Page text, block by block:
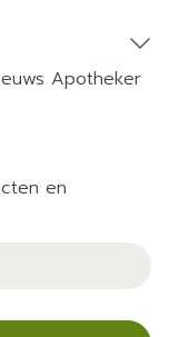
Apotheker
en